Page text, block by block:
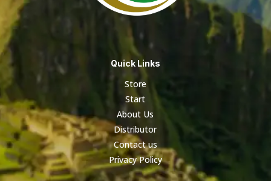
Quick Links
Store
Start
About Us
Distributor
Contact us
Privacy Policy